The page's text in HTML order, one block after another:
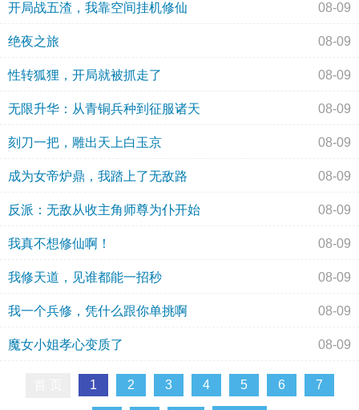
开局战五渣，我靠空间挂机修仙 08-09
绝夜之旅 08-09
性转狐狸，开局就被抓走了 08-09
无限升华：从青铜兵种到征服诸天 08-09
刻刀一把，雕出天上白玉京 08-09
成为女帝炉鼎，我踏上了无敌路 08-09
反派：无敌从收主角师尊为仆开始 08-09
我真不想修仙啊！ 08-09
我修天道，见谁都能一招秒 08-09
我一个兵修，凭什么跟你单挑啊 08-09
魔女小姐孝心变质了 08-09
1 2 3 4 5 6 7